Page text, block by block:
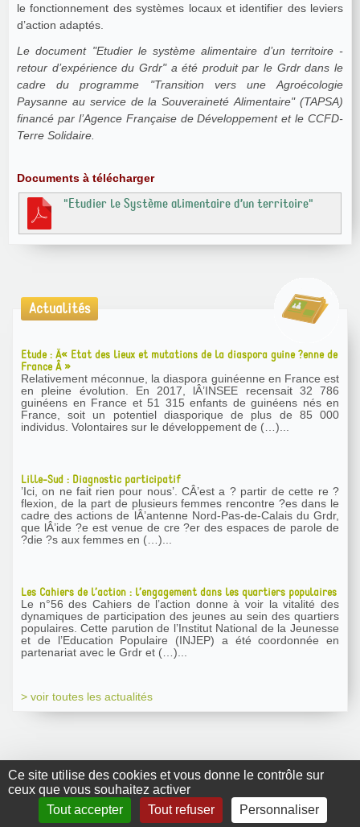
Ce site utilise des cookies et vous donne le contrôle sur
ceux que vous souhaitez activer
Tout accepter
Tout refuser Personnaliser
le fonctionnement des systèmes locaux et identifier des leviers
d’action adaptés.
Le document "Etudier le système alimentaire d’un territoire -
retour d’expérience du Grdr" a été produit par le Grdr dans le
cadre du programme "Transition vers une Agroécologie
Paysanne au service de la Souveraineté Alimentaire" (TAPSA)
financé par l’Agence Française de Développement et le CCFD-
Terre Solidaire.
Documents à télécharger
"Etudier le Système alimentaire d’un territoire"
Actualités
Etude : Â« Etat des lieux et mutations de la diaspora guine ?enne de
France Â »
Relativement méconnue, la diaspora guinéenne en France est
en pleine évolution. En 2017, lÂ’INSEE recensait 32 786
guinéens en France et 51 315 enfants de guinéens nés en
France, soit un potentiel diasporique de plus de 85 000
individus. Volontaires sur le développement de (…)...
Lille-Sud : Diagnostic participatif
’Ici, on ne fait rien pour nous’. CÂ’est a ? partir de cette re ?
flexion, de la part de plusieurs femmes rencontre ?es dans le
cadre des actions de lÂ’antenne Nord-Pas-de-Calais du Grdr,
que lÂ’ide ?e est venue de cre ?er des espaces de parole de
?die ?s aux femmes en (…)...
Les Cahiers de l’action : l’engagement dans les quartiers populaires
Le n°56 des Cahiers de l’action donne à voir la vitalité des
dynamiques de participation des jeunes au sein des quartiers
populaires. Cette parution de l’Institut National de la Jeunesse
et de l’Education Populaire (INJEP) a été coordonnée en
partenariat avec le Grdr et (…)...
> voir toutes les actualités
GRDR Copyright
2010 |RSS|Plan du site|Mentions légales|Contact